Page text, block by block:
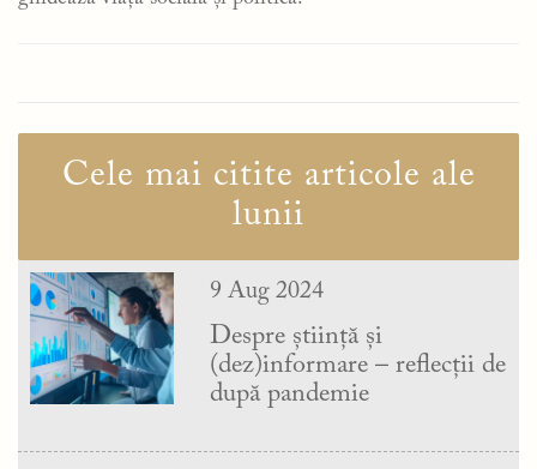
Cele mai citite articole ale
lunii
9 Aug 2024
Despre știință și
(dez)informare – reflecții de
după pandemie